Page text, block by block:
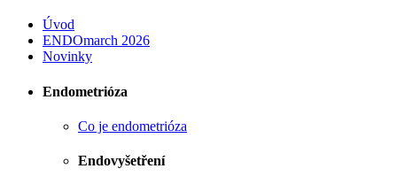
Úvod
ENDOmarch 2026
Novinky
Endometrióza
Co je endometrióza
Endovyšetření